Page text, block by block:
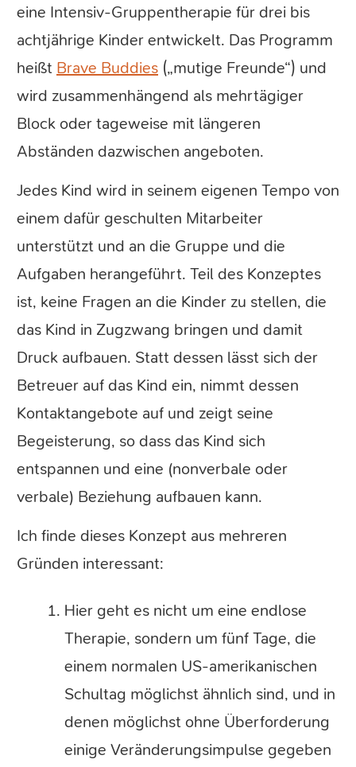
eine Intensiv-Gruppentherapie für drei bis
achtjährige Kinder entwickelt. Das Programm
heißt Brave Buddies („mutige Freunde“) und
wird zusammenhängend als mehrtägiger
Block oder tageweise mit längeren
Abständen dazwischen angeboten.
Jedes Kind wird in seinem eigenen Tempo von
einem dafür geschulten Mitarbeiter
unterstützt und an die Gruppe und die
Aufgaben herangeführt. Teil des Konzeptes
ist, keine Fragen an die Kinder zu stellen, die
das Kind in Zugzwang bringen und damit
Druck aufbauen. Statt dessen lässt sich der
Betreuer auf das Kind ein, nimmt dessen
Kontaktangebote auf und zeigt seine
Begeisterung, so dass das Kind sich
entspannen und eine (nonverbale oder
verbale) Beziehung aufbauen kann.
Ich finde dieses Konzept aus mehreren
Gründen interessant:
Hier geht es nicht um eine endlose
Therapie, sondern um fünf Tage, die
einem normalen US-amerikanischen
Schultag möglichst ähnlich sind, und in
denen möglichst ohne Überforderung
einige Veränderungsimpulse gegeben